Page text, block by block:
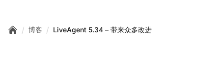
/ 博客 / LiveAgent 5.34 – 带来众多改进